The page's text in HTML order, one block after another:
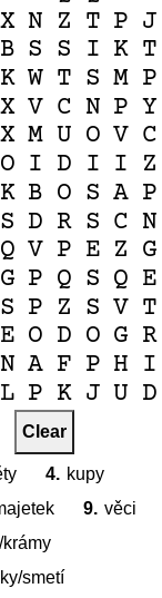
X N Z T P J
B S S I K T
K W T S M P
X V C N P Y
X M U O V C
O I D I I
Z
K B O S A P
S D R S C N
Q V P E Z G
G P Q S Q E
S P Z S V T
E O D O G R
N A F P H I
L P K J U D
V V
Y K X
Clear
4. kupy
9. věci
smetí